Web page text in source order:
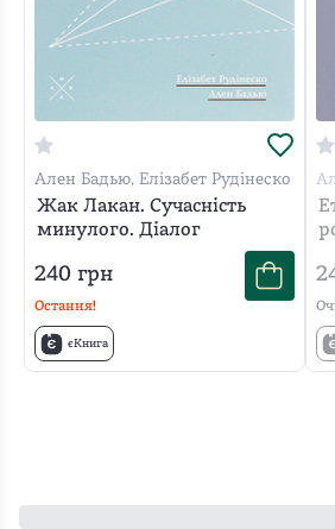
Ален Бадью, Елізабет Рудінеско
Жак Лакан. Сучасність
минулого. Діалог
240 грн
Остання!
єКнига